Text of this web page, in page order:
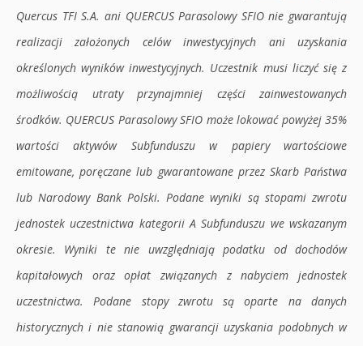
Quercus TFI S.A. ani QUERCUS Parasolowy SFIO nie gwarantują
realizacji założonych celów inwestycyjnych ani uzyskania
określonych wyników inwestycyjnych. Uczestnik musi liczyć się z
możliwością utraty przynajmniej części zainwestowanych
środków. QUERCUS Parasolowy SFIO może lokować powyżej 35%
wartości aktywów Subfunduszu w papiery wartościowe
emitowane, poręczane lub gwarantowane przez Skarb Państwa
lub Narodowy Bank Polski. Podane wyniki są stopami zwrotu
jednostek uczestnictwa kategorii A Subfunduszu we wskazanym
okresie. Wyniki te nie uwzględniają podatku od dochodów
kapitałowych oraz opłat związanych z nabyciem jednostek
uczestnictwa. Podane stopy zwrotu są oparte na danych
historycznych i nie stanowią gwarancji uzyskania podobnych w